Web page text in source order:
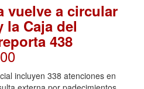
vuelve a circular
la Caja del
438
incluyen 338 atenciones en